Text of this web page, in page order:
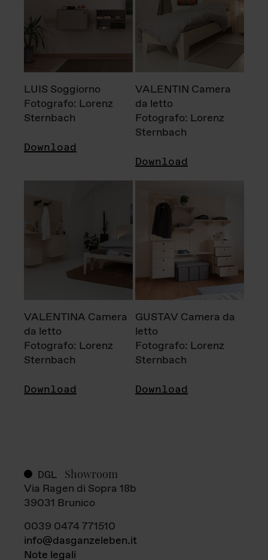
LUIS Soggiorno
Fotografo: Lorenz
Sternbach
Download
VALENTIN Camera
da letto
Fotografo: Lorenz
Sternbach
Download
VALENTINA Camera
da letto
Fotografo: Lorenz
Sternbach
Download
GUSTAV Camera da
letto
Fotografo: Lorenz
Sternbach
Download
DGL Showroom
Via Ragen di Sopra 18b
39031 Brunico
0039 0474 771510
info@dasganzeleben.it
Note legali